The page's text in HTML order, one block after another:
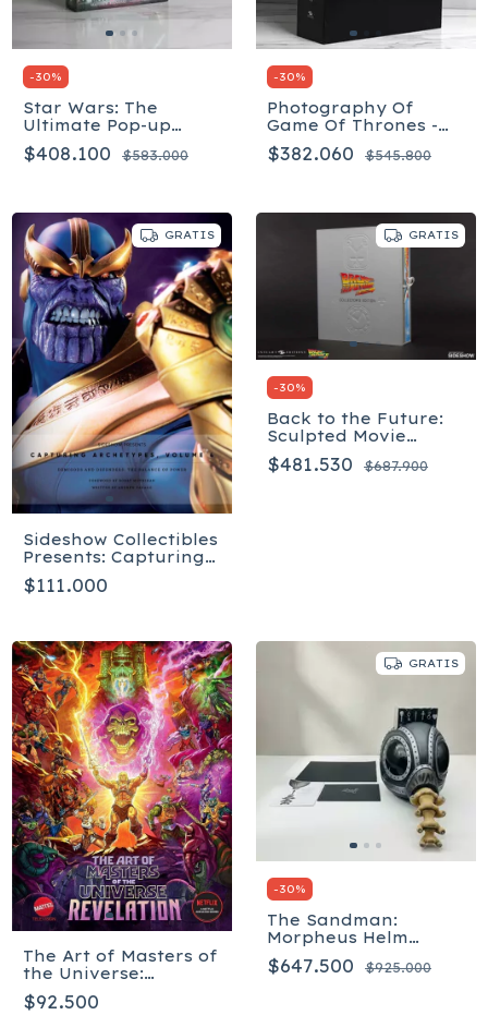
-30%
Star Wars: The
Ultimate Pop-up
Galaxy - Inglés
$408.100 $583.000
-30%
Photography Of
Game Of Thrones -
Box Set - Inglés
$382.060 $545.800
GRATIS
Sideshow Collectibles
Presents: Capturing
Archetypes, Volume 4
- Tapa dura
$111.000
GRATIS
-30%
Back to the Future:
Sculpted Movie
Poster - Inglés
$481.530 $687.900
The Art of Masters of
the Universe:
Revelation
$92.500
GRATIS
-30%
The Sandman:
Morpheus Helm
Masterpiece Edition -
Inglés
$647.500 $925.000